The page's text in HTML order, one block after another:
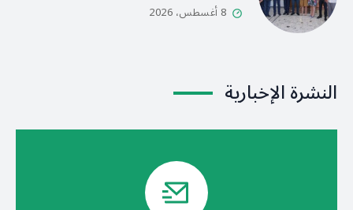
8 أغسطس، 2026
النشرة الإخبارية